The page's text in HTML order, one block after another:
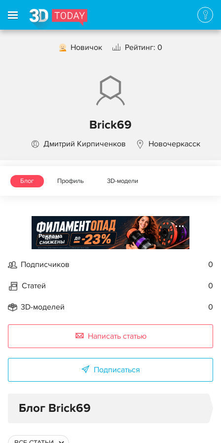
Новичок Рейтинг: 0
Brick69
Дмитрий Кирпиченков Новочеркасск
Блог Профиль 3D-модели
Реклама
Подписчиков 0
Статей 0
3D-моделей 0
Написать статью
Подписаться
Блог Brick69